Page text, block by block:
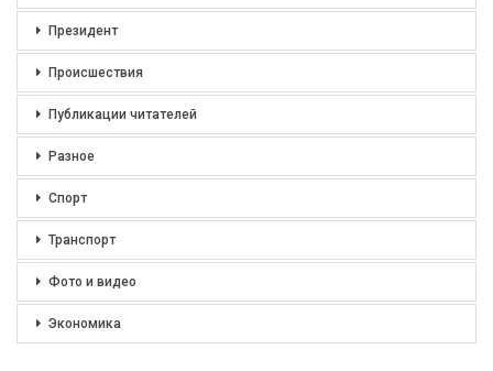
Президент
Происшествия
Публикации читателей
Разное
Спорт
Транспорт
Фото и видео
Экономика